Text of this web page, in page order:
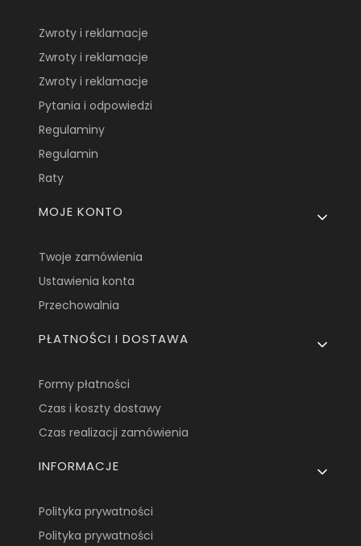
Zwroty i reklamacje
Zwroty i reklamacje
Zwroty i reklamacje
Pytania i odpowiedzi
Regulaminy
Regulamin
Raty
MOJE KONTO
Twoje zamówienia
Ustawienia konta
Przechowalnia
PŁATNOŚCI I DOSTAWA
Formy płatności
Czas i koszty dostawy
Czas realizacji zamówienia
INFORMACJE
Polityka prywatności
Polityka prywatności